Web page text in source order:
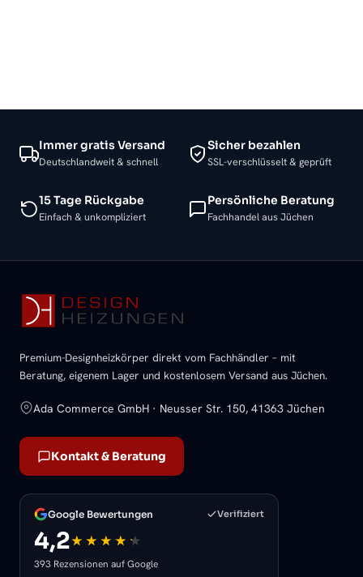
Immer gratis Versand
Deutschlandweit & schnell
Sicher bezahlen
SSL-verschlüsselt & geprüft
15 Tage Rückgabe
Einfach & unkompliziert
Persönliche Beratung
Fachhandel aus Jüchen
Premium-Designheizkörper direkt vom Fachhändler – mit
Beratung, eigenem Lager und kostenlosem Versand aus Jüchen.
Ada Commerce GmbH · Neusser Str. 150, 41363 Jüchen
Kontakt & Beratung
Google Bewertungen Verifiziert
4,2
393 Rezensionen auf Google